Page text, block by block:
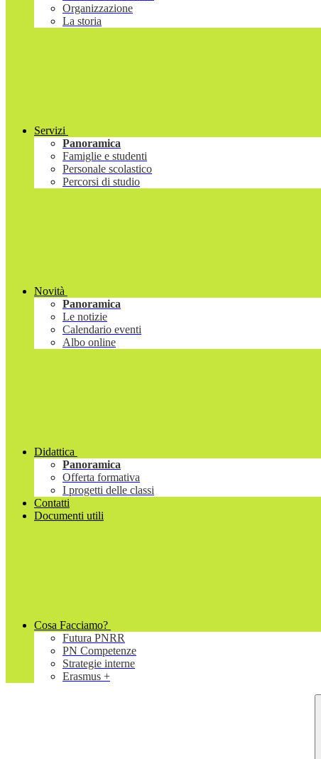
Organizzazione
La storia
Servizi
Panoramica
Famiglie e studenti
Personale scolastico
Percorsi di studio
Novità
Panoramica
Le notizie
Calendario eventi
Albo online
Didattica
Panoramica
Offerta formativa
I progetti delle classi
Contatti
Documenti utili
Cosa Facciamo?
Futura PNRR
PN Competenze
Strategie interne
Erasmus +